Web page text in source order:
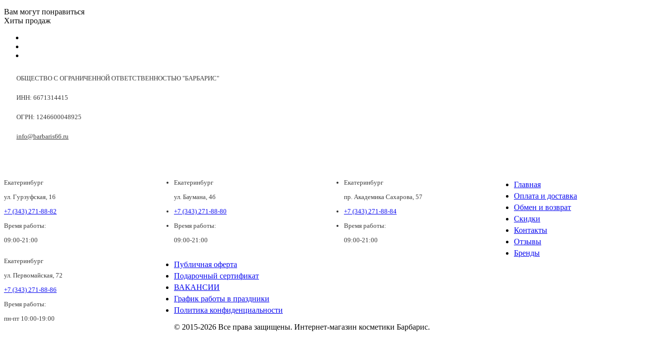
Вам могут понравиться
Хиты продаж
ОБЩЕСТВО С ОГРАНИЧЕННОЙ ОТВЕТСТВЕННОСТЬЮ "БАРБАРИС"
ИНН: 6671314415
ОГРН: 1246600048925
info@barbaris66.ru
Екатеринбург
ул. Гурзуфская, 16
+7 (343) 271-88-82
Время работы:
09:00-21:00
Екатеринбург
ул. Баумана, 4б
+7 (343) 271-88-80
Время работы:
09:00-21:00
Екатеринбург
пр. Академика Сахарова, 57
+7 (343) 271-88-84
Время работы:
09:00-21:00
Екатеринбург
ул. Первомайская, 72
+7 (343) 271-88-86
Время работы:
пн-пт 10:00-19:00
Главная
Оплата и доставка
Обмен и возврат
Скидки
Контакты
Отзывы
Бренды
Публичная оферта
Подарочный сертификат
ВАКАНСИИ
График работы в праздники
Политика конфиденциальности
© 2015-2026 Все права защищены. Интернет-магазин косметики Барбарис.